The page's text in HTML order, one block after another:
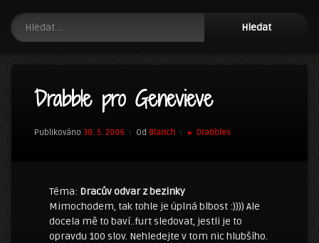
Drabble pro Genevieve
Publikováno 30. 5. 2006 Od Blanch Kategorie:
► Drabbles
Téma: Dracův odvar z bezinky
Mimochodem, tak tohle je úplná blbost :)))) Ale
docela mě to baví..furt sledovat, jestli je to
opravdu 100 slov. Nehledejte v tom nic hlubšího.